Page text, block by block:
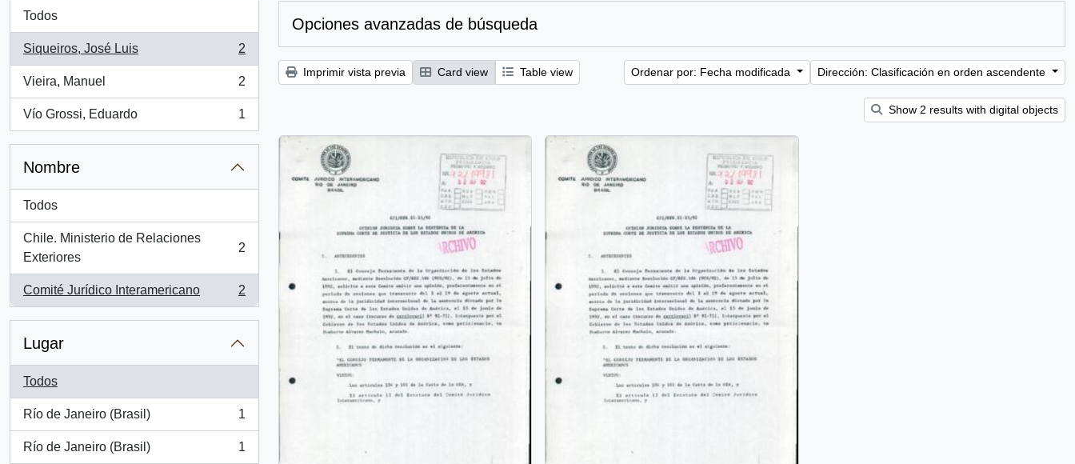
Todos
Siqueiros, José Luis
, 2 resultados
2
Vieira, Manuel
, 2 resultados
2
Vío Grossi, Eduardo
, 1 resultados
1
Nombre
Todos
Chile. Ministerio de Relaciones
Exteriores
, 2 resultados
2
Comité Jurídico Interamericano
, 2 resultados
2
Lugar
Todos
Río de Janeiro (Brasil)
, 1 resultados
1
Río de Janeiro (Brasil)
, 1 resultados
1
Opciones avanzadas de búsqueda
Imprimir vista previa Card view Table view Ordenar por: Fecha modificada Dirección: Clasificación en orden ascendente
Show 2 results with digital objects